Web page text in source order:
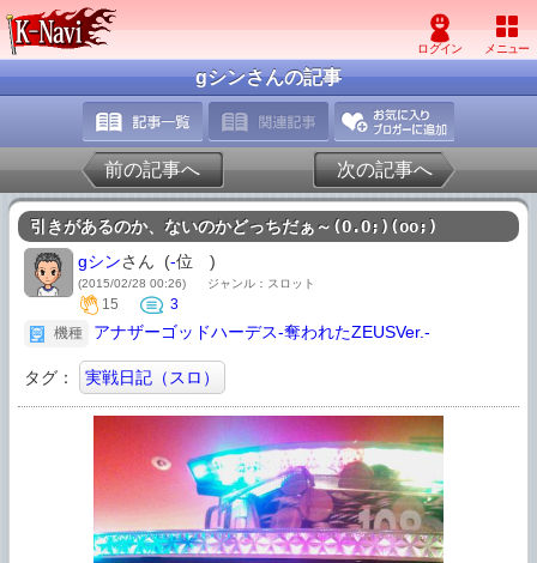
gシンさんの記事
前の記事へ 次の記事へ
引きがあるのか、ないのかどっちだぁ～(O.O;)(oo;)
gシンさん (-位 )
(2015/02/28 00:26) ジャンル：スロット
15
3
機種
アナザーゴッドハーデス-奪われたZEUSVer.-
タグ： 実戦日記（スロ）